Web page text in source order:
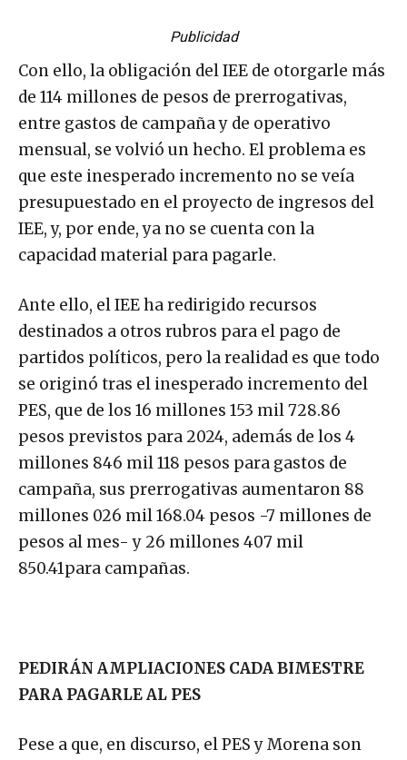
Publicidad
Con ello, la obligación del IEE de otorgarle más
de 114 millones de pesos de prerrogativas,
entre gastos de campaña y de operativo
mensual, se volvió un hecho. El problema es
que este inesperado incremento no se veía
presupuestado en el proyecto de ingresos del
IEE, y, por ende, ya no se cuenta con la
capacidad material para pagarle.
Ante ello, el IEE ha redirigido recursos
destinados a otros rubros para el pago de
partidos políticos, pero la realidad es que todo
se originó tras el inesperado incremento del
PES, que de los 16 millones 153 mil 728.86
pesos previstos para 2024, además de los 4
millones 846 mil 118 pesos para gastos de
campaña, sus prerrogativas aumentaron 88
millones 026 mil 168.04 pesos -7 millones de
pesos al mes- y 26 millones 407 mil
850.41para campañas.
PEDIRÁN AMPLIACIONES CADA BIMESTRE
PARA PAGARLE AL PES
Pese a que, en discurso, el PES y Morena son